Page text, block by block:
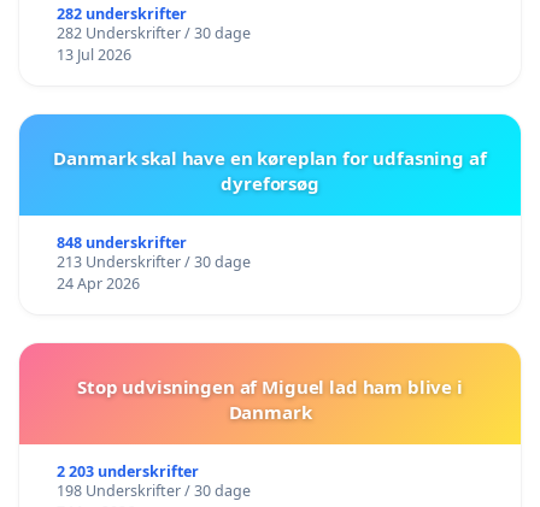
282 underskrifter
282 Underskrifter / 30 dage
13 Jul 2026
Danmark skal have en køreplan for udfasning af
dyreforsøg
848 underskrifter
213 Underskrifter / 30 dage
24 Apr 2026
Stop udvisningen af Miguel lad ham blive i
Danmark
2 203 underskrifter
198 Underskrifter / 30 dage